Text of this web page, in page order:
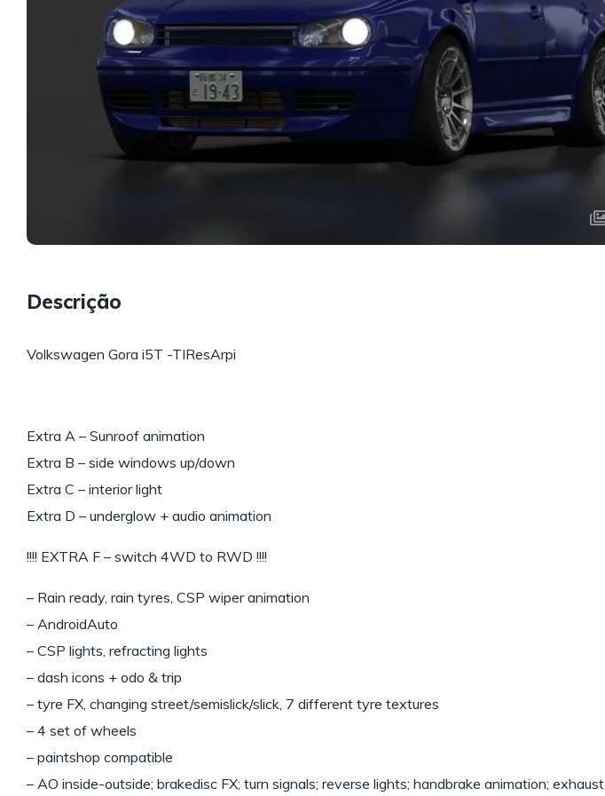
Descrição
Volkswagen Gora i5T -TIResArpi
Extra A – Sunroof animation
Extra B – side windows up/down
Extra C – interior light
Extra D – underglow + audio animation
!!!! EXTRA F – switch 4WD to RWD !!!!
– Rain ready, rain tyres, CSP wiper animation
– AndroidAuto
– CSP lights, refracting lights
– dash icons + odo & trip
– tyre FX, changing street/semislick/slick, 7 different tyre textures
– 4 set of wheels
– paintshop compatible
– AO inside-outside; brakedisc FX; turn signals; reverse lights; handbrake animation; exhaust